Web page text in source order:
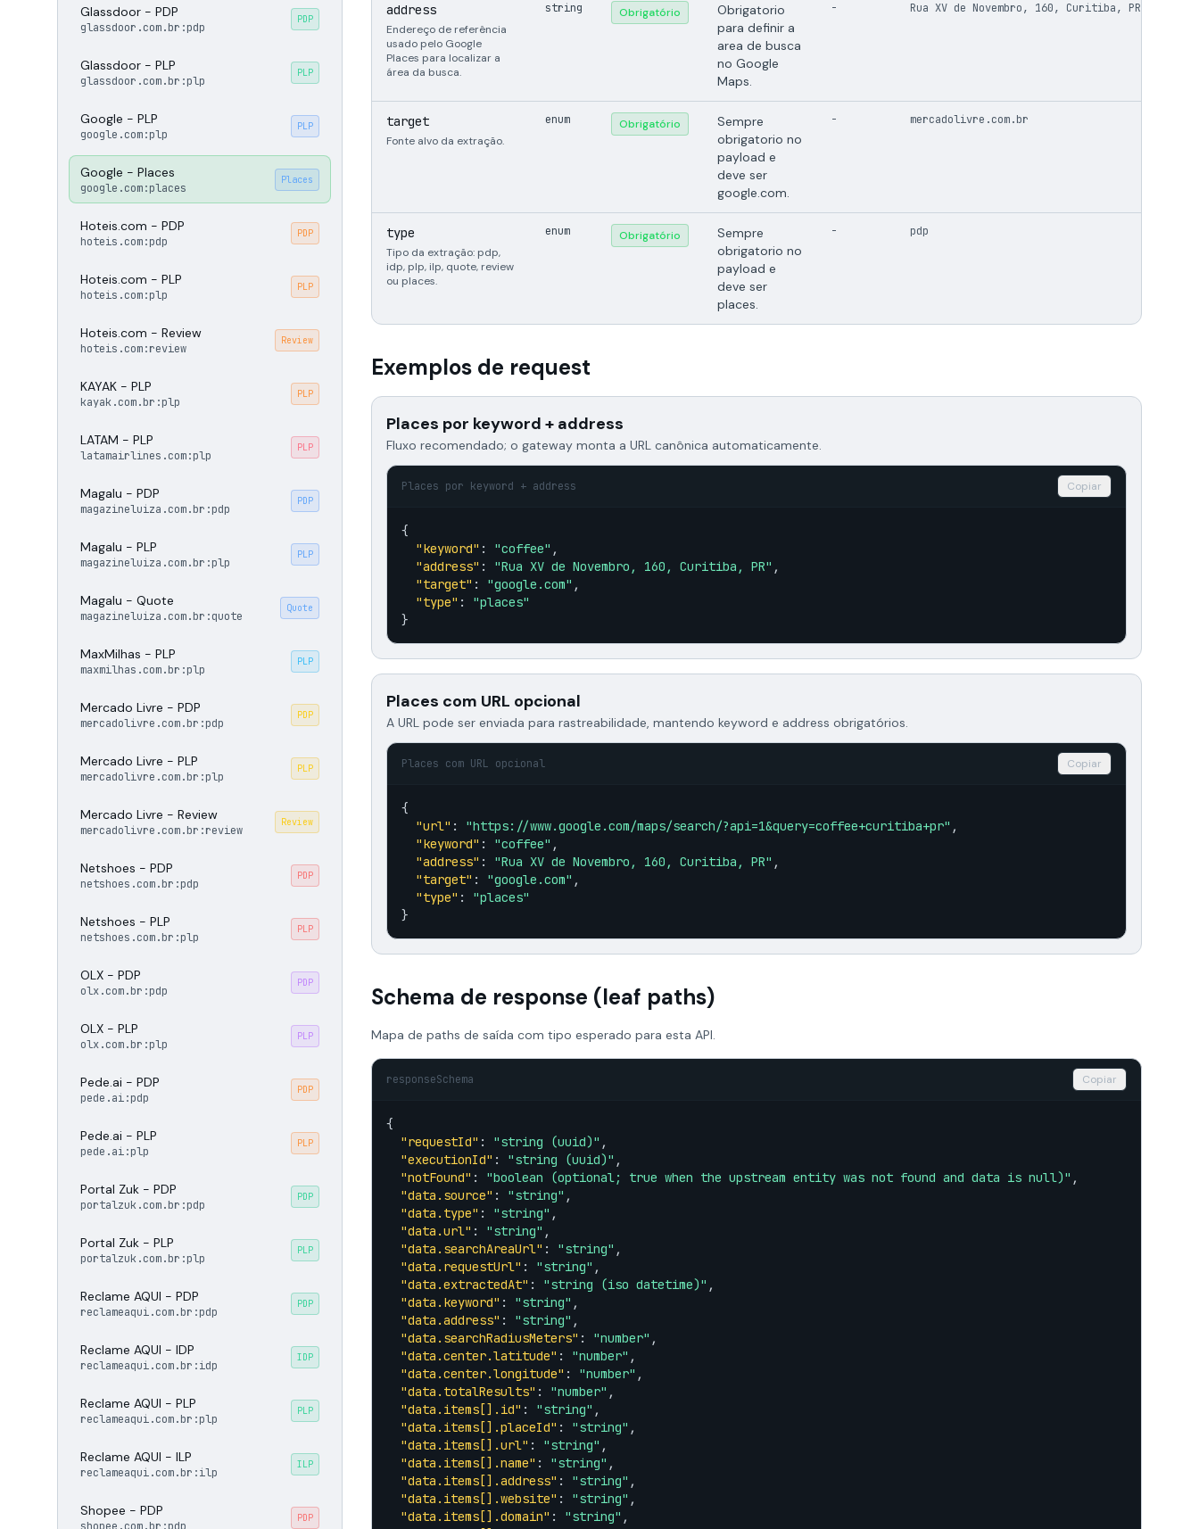
Glassdoor - PDP
glassdoor.com.br:pdp
PDP
Glassdoor - PLP
glassdoor.com.br:plp
PLP
Google - PLP
google.com:plp
PLP
Google - Places
google.com:places
Places
Hoteis.com - PDP
hoteis.com:pdp
PDP
Hoteis.com - PLP
hoteis.com:plp
PLP
Hoteis.com - Review
hoteis.com:review
Review
KAYAK - PLP
kayak.com.br:plp
PLP
LATAM - PLP
latamairlines.com:plp
PLP
Magalu - PDP
magazineluiza.com.br:pdp
PDP
Magalu - PLP
magazineluiza.com.br:plp
PLP
Magalu - Quote
magazineluiza.com.br:quote
Quote
MaxMilhas - PLP
maxmilhas.com.br:plp
PLP
Mercado Livre - PDP
mercadolivre.com.br:pdp
PDP
Mercado Livre - PLP
mercadolivre.com.br:plp
PLP
Mercado Livre - Review
mercadolivre.com.br:review
Review
Netshoes - PDP
netshoes.com.br:pdp
PDP
Netshoes - PLP
netshoes.com.br:plp
PLP
OLX - PDP
olx.com.br:pdp
PDP
OLX - PLP
olx.com.br:plp
PLP
Pede.ai - PDP
pede.ai:pdp
PDP
Pede.ai - PLP
pede.ai:plp
PLP
Portal Zuk - PDP
portalzuk.com.br:pdp
PDP
Portal Zuk - PLP
portalzuk.com.br:plp
PLP
Reclame AQUI - PDP
reclameaqui.com.br:pdp
PDP
Reclame AQUI - IDP
reclameaqui.com.br:idp
IDP
Reclame AQUI - PLP
reclameaqui.com.br:plp
PLP
Reclame AQUI - ILP
reclameaqui.com.br:ilp
ILP
Shopee - PDP PDP
address
Endereço de referência
usado pelo Google
Places para localizar a
área da busca.
string Obrigatório
Obrigatorio
para definir a
area de busca
no Google
Maps.
- Rua XV de Novembro, 160, Curitiba, PR
target
Fonte alvo da extração.
enum Obrigatório
Sempre
obrigatorio no
payload e
deve ser
google.com.
- mercadolivre.com.br
type
Tipo da extração: pdp,
idp, plp, ilp, quote, review
ou places.
enum Obrigatório
Sempre
obrigatorio no
payload e
deve ser
places.
- pdp
Exemplos de request
Places por keyword + address
Fluxo recomendado; o gateway monta a URL canônica automaticamente.
Places por keyword + address Copiar
{
"keyword" : "coffee" ,
"address" : "Rua XV de Novembro, 160, Curitiba, PR" ,
"target" : "google.com" ,
"type" : "places"
}
Places com URL opcional
A URL pode ser enviada para rastreabilidade, mantendo keyword e address obrigatórios.
Places com URL opcional Copiar
{
"url" : "https://www.google.com/maps/search/?api=1&query=coffee+curitiba+pr" ,
"keyword" : "coffee" ,
"address" : "Rua XV de Novembro, 160, Curitiba, PR" ,
"target" : "google.com" ,
"type" : "places"
}
Schema de response (leaf paths)
Mapa de paths de saída com tipo esperado para esta API.
responseSchema Copiar
{
"requestId" : "string (uuid)" ,
"executionId" : "string (uuid)" ,
"notFound" : "boolean (optional; true when the upstream entity was not found and data is null)" ,
"data.source" : "string" ,
"data.type" : "string" ,
"data.url" : "string" ,
"data.searchAreaUrl" : "string" ,
"data.requestUrl" : "string" ,
"data.extractedAt" : "string (iso datetime)" ,
"data.keyword" : "string" ,
"data.address" : "string" ,
"data.searchRadiusMeters" : "number" ,
"data.center.latitude" : "number" ,
"data.center.longitude" : "number" ,
"data.totalResults" : "number" ,
"data.items[].id" : "string" ,
"data.items[].placeId" : "string" ,
"data.items[].url" : "string" ,
"data.items[].name" : "string" ,
"data.items[].address" : "string" ,
"data.items[].website" : "string" ,
"data.items[].domain" : "string" ,